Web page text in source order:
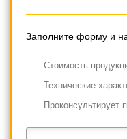
Заполните форму и
Cтоимость
Технические
Проконсультирует